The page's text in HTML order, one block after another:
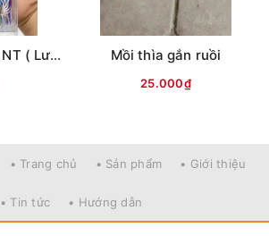
Mồi câu mực Tôm NT ( Lưng vằn ) Mồi thìa gắn ruồi
25.000₫
• Trang chủ • Sản phẩm • Giới thiệu
• Tin tức • Hướng dẫn